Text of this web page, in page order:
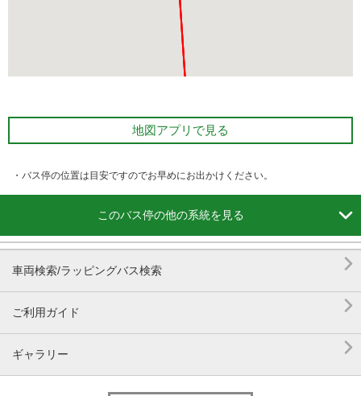
地図アプリで見る
・バス停の位置は目安ですのでお早めにお出かけください。
このバス停の他の系統を見る 
車両検索/ラッピングバス検索 
ご利用ガイド 
ギャラリー 